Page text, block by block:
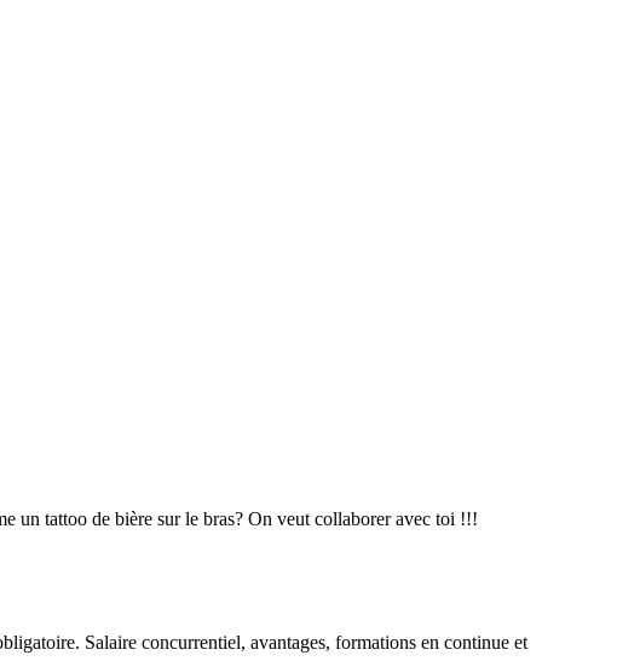
un tattoo de bière sur le bras? On veut collaborer avec toi !!!
Salaire concurrentiel, avantages, formations en continue et